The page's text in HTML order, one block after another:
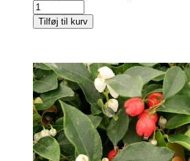
Tilføj til kurv